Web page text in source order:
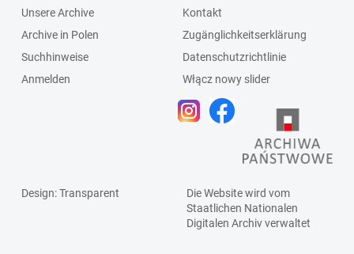
Unsere Archive
Archive in Polen
Suchhinweise
Anmelden
Kontakt
Zugänglichkeitserklärung
Datenschutzrichtlinie
Włącz nowy slider
Design: Transparent
Die Website wird vom
Staatlichen Nationalen
Digitalen Archivverwaltet